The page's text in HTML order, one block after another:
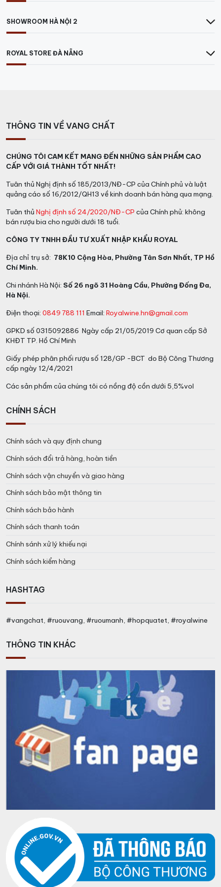
SHOWROOM HÀ NỘI 2
ROYAL STORE ĐÀ NẴNG
THÔNG TIN VỀ VANG CHẤT
CHÚNG TÔI CAM KẾT MANG ĐẾN NHỮNG SẢN PHẨM CAO
CẤP VỚI GIÁ THÀNH TỐT NHẤT!
Tuân thủ Nghị định số 185/2013/NĐ-CP của Chính phủ và luật
quảng cáo số 16/2012/QH13 về kinh doanh bán hàng qua mạng.
Tuân thủ Nghị định số 24/2020/NĐ-CP của Chính phủ: không
bán rượu bia cho người dưới 18 tuổi.
CÔNG TY TNHH ĐẦU TƯ XUẤT NHẬP KHẨU ROYAL
Địa chỉ trụ sở: 78K10 Cộng Hòa, Phường Tân Sơn Nhất, TP Hồ
Chí Minh.
Chi nhánh Hà Nội: Số 26 ngõ 31 Hoàng Cầu, Phường Đống Đa,
Hà Nội.
Điện thoại: 0849 788 111 Email: Royalwine.hn@gmail.com
GPKD số 0315092886 Ngày cấp 21/05/2019 Cơ quan cấp Sở
KHĐT TP. Hồ Chí Minh
Giấy phép phân phối rượu số 128/GP -BCT do Bộ Công Thương
cấp ngày 12/4/2021
Các sản phẩm của chúng tôi có nồng độ cồn dưới 5,5%vol
CHÍNH SÁCH
Chính sách và quy định chung
Chính sách đổi trả hàng, hoàn tiền
Chính sách vận chuyển và giao hàng
Chính sách bảo mật thông tin
Chính sách bảo hành
Chính sách thanh toán
Chính sánh xử lý khiếu nại
Chính sách kiểm hàng
HASHTAG
#vangchat, #ruouvang, #ruoumanh, #hopquatet, #royalwine
THÔNG TIN KHÁC